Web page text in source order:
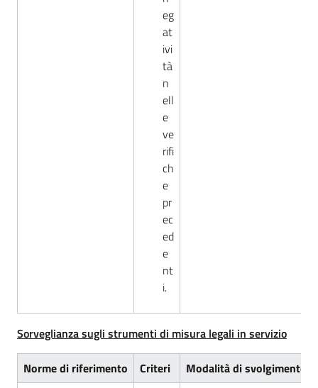
eg
at
ivi
tà
n
ell
e
ve
rifi
ch
e
pr
ec
ed
e
nt
i.
Sorveglianza sugli strumenti di misura legali in servizio
Norme di riferimento Criteri
Modalità di svolgimento